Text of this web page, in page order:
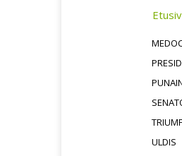
TRIUMF
ULDIS